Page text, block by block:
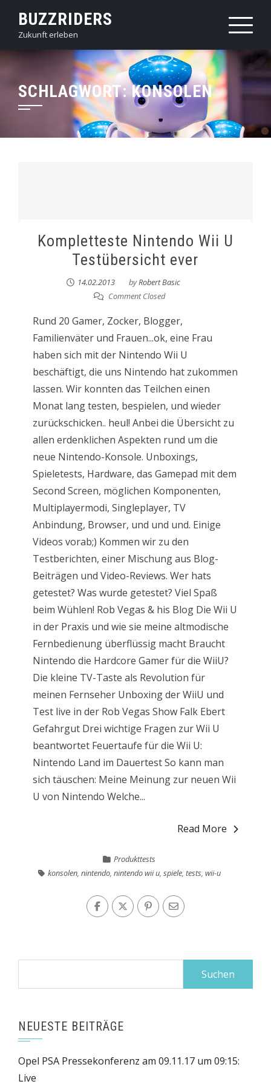
content
BUZZRIDERS
Zukunft erleben
SCHLAGWORT:KONSOLEN
Kompletteste Nintendo Wii U
Testübersicht ever
14.02.2013 byRobert Basic
Comment Closed
Rund 20 Gamer, Zocker, Blogger,
Familienväter und Frauen...ok, eine Frau
haben sich mit der Nintendo Wii U
beschäftigt, die uns Nintendo hat zukommen
lassen. Wir konnten das Teilchen einen
Monat lang testen, bespielen, und wieder
zurückschicken.. heul! Anbei die Übersicht zu
allen erdenklichen Aspekten rund um die
neue Nintendo-Konsole. Unboxings,
Spieletests, Hardware, das Gamepad mit dem
Second Screen, möglichen Komponenten,
Multiplayermodi, Singleplayer, TV
Anbindung, Browser, und und und. Einige
Videos vorab;) Kommen wir zu den
Testberichten, einer Mischung aus Blog-
Beiträgen und Video-Reviews. Wer hats
getestet? Was wurde getestet? Viel Spaß
beim Wühlen! Rob Vegas & his Blog Die Wii U
in der Praxis und wie sie meine altmodische
Fernbedienung überflüssig macht Braucht
Nintendo die Hardcore Gamer für die WiiU?
Die kleine TV-Taste als Revolution für
meinen Fernseher Unboxing der WiiU und
Test live in der Rob Vegas Show Falk Ebert
Gefahrgut Drei wichtige Fragen zur Wii U
beantwortet Feuertaufe für die Wii U:
Nintendo Land im Dauertest So kann man
sich täuschen: Meine Meinung zur neuen Wii
U von Nintendo Welche...
Read More
Produkttests
konsolen, nintendo, nintendo wii u, spiele, tests, wii-u
NEUESTE BEITRÄGE
Opel PSA Pressekonferenz am 09.11.17 um 09:15:
Live